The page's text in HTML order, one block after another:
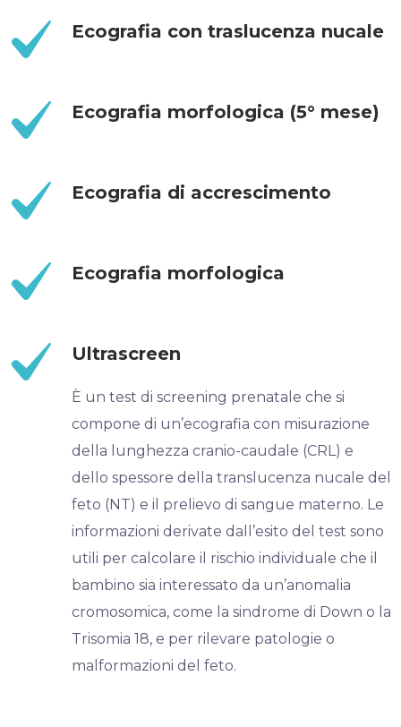
Ecografia con traslucenza nucale
Ecografia morfologica (5° mese)
Ecografia di accrescimento
Ecografia morfologica
Ultrascreen
È un test di screening prenatale che si
compone di un’ecografia con misurazione
della lunghezza cranio-caudale (CRL) e
dello spessore della translucenza nucale del
feto (NT) e il prelievo di sangue materno. Le
informazioni derivate dall’esito del test sono
utili per calcolare il rischio individuale che il
bambino sia interessato da un’anomalia
cromosomica, come la sindrome di Down o la
Trisomia 18, e per rilevare patologie o
malformazioni del feto.